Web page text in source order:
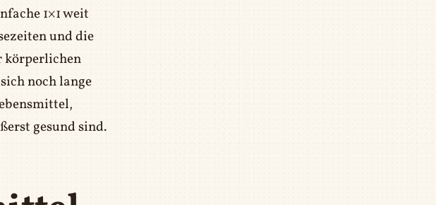
1×1 weit
und die
körperlichen
noch lange
gesund sind.